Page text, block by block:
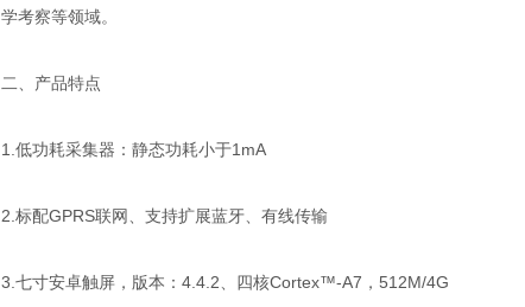
学考察等领域。
二、产品特点
1.低功耗采集器：静态功耗小于1mA
2.标配GPRS联网、支持扩展蓝牙、有线传输
3.七寸安卓触屏，版本：4.4.2、四核Cortex™-A7，512M/4G